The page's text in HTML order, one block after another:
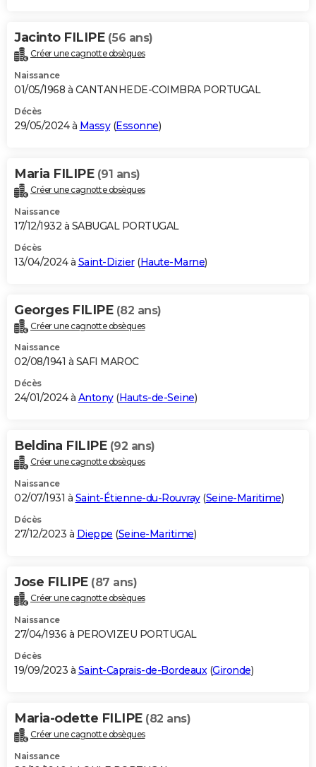
Jacinto FILIPE (56 ans)
Créer une cagnotte obsèques
Naissance
01/05/1968 à CANTANHEDE-COIMBRA PORTUGAL
Décès
29/05/2024 à Massy(Essonne)
Maria FILIPE (91 ans)
Créer une cagnotte obsèques
Naissance
17/12/1932 à SABUGAL PORTUGAL
Décès
13/04/2024 à Saint-Dizier(Haute-Marne)
Georges FILIPE (82 ans)
Créer une cagnotte obsèques
Naissance
02/08/1941 à SAFI MAROC
Décès
24/01/2024 à Antony(Hauts-de-Seine)
Beldina FILIPE (92 ans)
Créer une cagnotte obsèques
Naissance
02/07/1931 à Saint-Étienne-du-Rouvray(Seine-Maritime)
Décès
27/12/2023 à Dieppe (Seine-Maritime)
Jose FILIPE (87 ans)
Créer une cagnotte obsèques
Naissance
27/04/1936 à PEROVIZEU PORTUGAL
Décès
19/09/2023 à Saint-Caprais-de-Bordeaux(Gironde)
Maria-odette FILIPE (82 ans)
Créer une cagnotte obsèques
Naissance